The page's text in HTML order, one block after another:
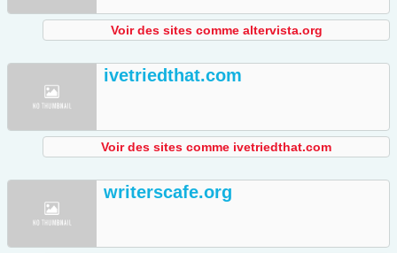
Voir des sites comme altervista.org
ivetriedthat.com
Voir des sites comme ivetriedthat.com
writerscafe.org